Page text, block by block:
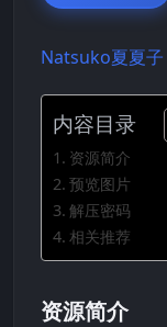
Natsuko夏夏子
内容目录
资源简介
预览图片
解压密码
相关推荐
资源简介